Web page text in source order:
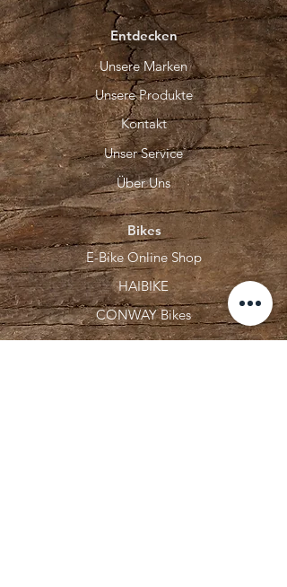
Entdecken
Unsere Marken
Unsere Produkte
Kontakt
Unser Service
Über Uns
Bikes
E-Bike Online Shop
HAIBIKE
CONWAY Bikes
Unsere Marken